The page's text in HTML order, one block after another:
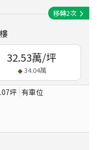
移轉2次
32.53萬/坪
34.04萬
坪 有車位